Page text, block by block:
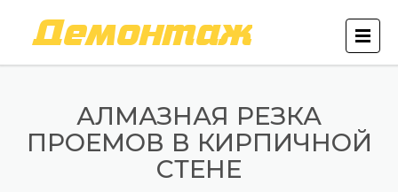
АЛМАЗНАЯ РЕЗКА
ПРОЕМОВ В КИРПИЧНОЙ
СТЕНЕ